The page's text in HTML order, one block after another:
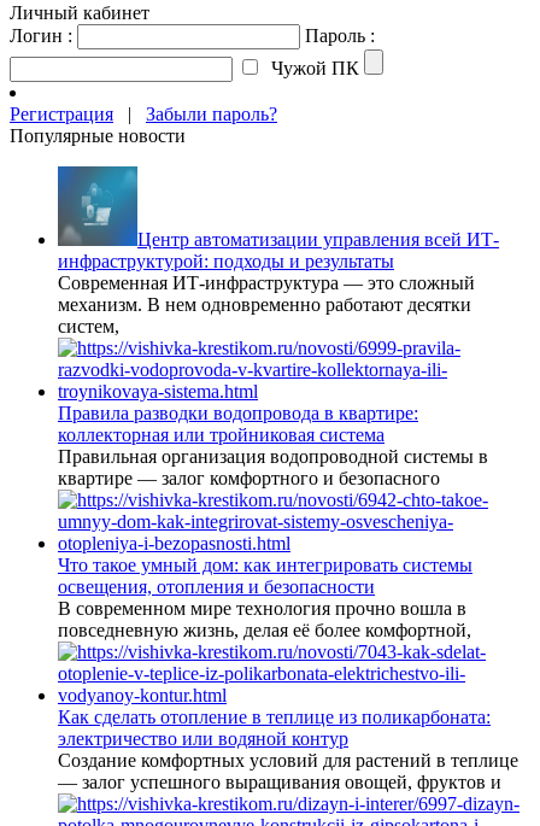
Личный кабинет
Логин :
Пароль :
Чужой ПК
Регистрация | Забыли пароль?
Популярные новости
Центр автоматизации управления всей ИТ-
инфраструктурой: подходы и результаты
Современная ИТ-инфраструктура — это сложный
механизм. В нем одновременно работают десятки
систем,
Правила разводки водопровода в квартире:
коллекторная или тройниковая система
Правильная организация водопроводной системы в
квартире — залог комфортного и безопасного
Что такое умный дом: как интегрировать системы
освещения, отопления и безопасности
В современном мире технология прочно вошла в
повседневную жизнь, делая её более комфортной,
Как сделать отопление в теплице из поликарбоната:
электричество или водяной контур
Создание комфортных условий для растений в теплице
— залог успешного выращивания овощей, фруктов и